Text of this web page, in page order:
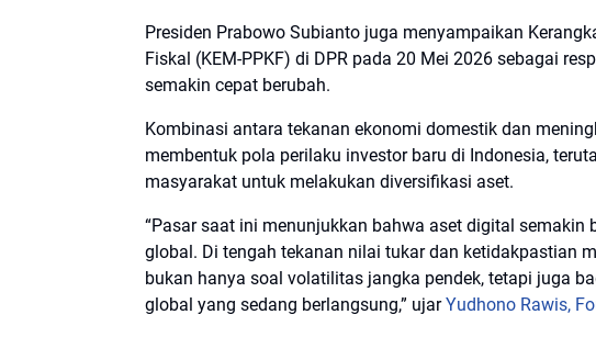
Presiden Prabowo Subianto juga menyampaikan
Fiskal (KEM-PPKF) di DPR pada 20 Mei 2026 sebagai
semakin cepat berubah.
Kombinasi antara tekanan ekonomi domestik dan
membentuk pola perilaku investor baru di Indonesia,
masyarakat untuk melakukan diversifikasi aset.
“Pasar saat ini menunjukkan bahwa aset digital semakin
global. Di tengah tekanan nilai tukar dan ketidakpastian
bukan hanya soal volatilitas jangka pendek, tetapi juga
global yang sedang berlangsung,” ujarYudhono Rawis,